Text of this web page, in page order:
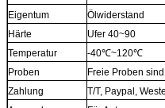
Eigentum
Ölwiderstand
Härte
Ufer 40~90
Temperatur
-40℃~120℃
Proben
Freie Proben
Zahlung
T/T, Paypal,